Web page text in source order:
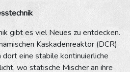
gibt es viel Neues zu entdecken.
Kaskadenreaktor (DCR)
dort eine stabile kontinuierliche
wo statische Mischer an ihre